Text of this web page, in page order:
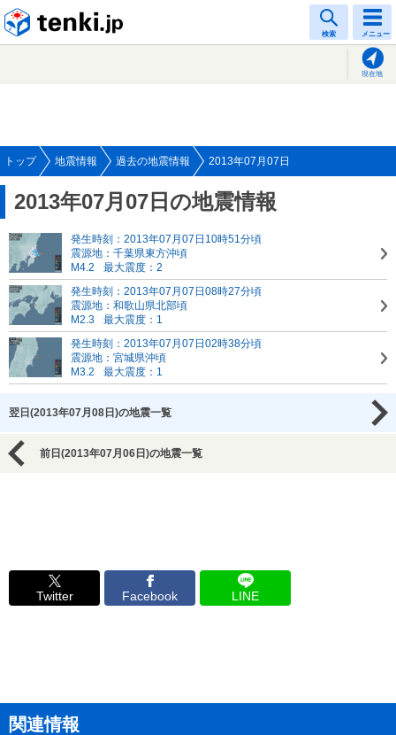
検索 メニュー
現在地
トップ 地震情報 過去の地震情報 2013年07月07日
2013年07月07日の地震情報
発生時刻：2013年07月07日10時51分頃
震源地：千葉県東方沖頃
M4.2
最大震度：2
発生時刻：2013年07月07日08時27分頃
震源地：和歌山県北部頃
M2.3
最大震度：1
発生時刻：2013年07月07日02時38分頃
震源地：宮城県沖頃
M3.2
最大震度：1
翌日(2013年07月08日)の地震一覧
前日(2013年07月06日)の地震一覧
Twitter Facebook LINE
関連情報